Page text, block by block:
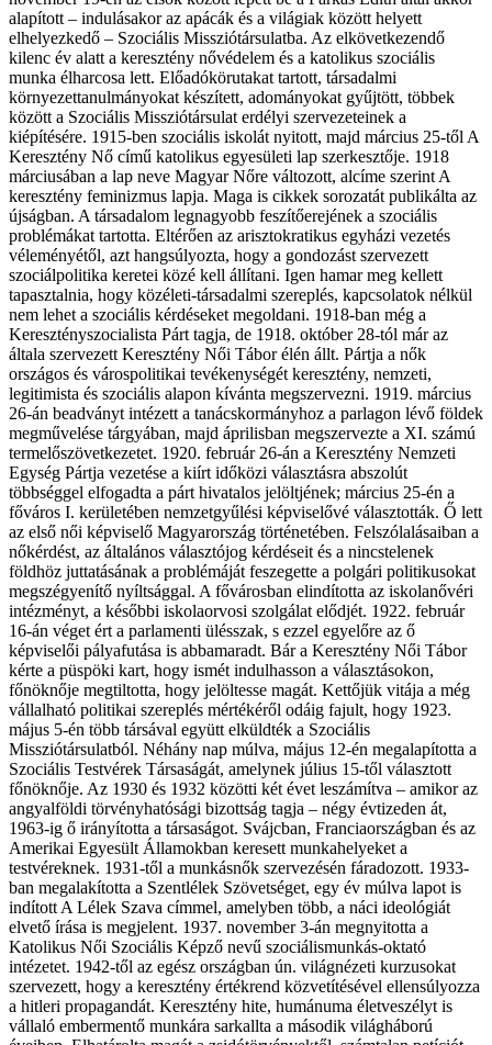
alapított – indulásakor az apácák és a világiak között helyett
elhelyezkedő – Szociális Missziótársulatba. Az elkövetkezendő
kilenc év alatt a keresztény nővédelem és a katolikus szociális
munka élharcosa lett. Előadókörutakat tartott, társadalmi
környezettanulmányokat készített, adományokat gyűjtött, többek
között a Szociális Missziótársulat erdélyi szervezeteinek a
kiépítésére. 1915-ben szociális iskolát nyitott, majd március 25-től A
Keresztény Nő című katolikus egyesületi lap szerkesztője. 1918
márciusában a lap neve Magyar Nőre változott, alcíme szerint A
keresztény feminizmus lapja. Maga is cikkek sorozatát publikálta az
újságban. A társadalom legnagyobb feszítőerejének a szociális
problémákat tartotta. Eltérően az arisztokratikus egyházi vezetés
véleményétől, azt hangsúlyozta, hogy a gondozást szervezett
szociálpolitika keretei közé kell állítani. Igen hamar meg kellett
tapasztalnia, hogy közéleti-társadalmi szereplés, kapcsolatok nélkül
nem lehet a szociális kérdéseket megoldani. 1918-ban még a
Keresztényszocialista Párt tagja, de 1918. október 28-tól már az
általa szervezett Keresztény Női Tábor élén állt. Pártja a nők
országos és várospolitikai tevékenységét keresztény, nemzeti,
legitimista és szociális alapon kívánta megszervezni. 1919. március
26-án beadványt intézett a tanácskormányhoz a parlagon lévő földek
megművelése tárgyában, majd áprilisban megszervezte a XI. számú
termelőszövetkezetet. 1920. február 26-án a Keresztény Nemzeti
Egység Pártja vezetése a kiírt időközi választásra abszolút
többséggel elfogadta a párt hivatalos jelöltjének; március 25-én a
főváros I. kerületében nemzetgyűlési képviselővé választották. Ő lett
az első női képviselő Magyarország történetében. Felszólalásaiban a
nőkérdést, az általános választójog kérdéseit és a nincstelenek
földhöz juttatásának a problémáját feszegette a polgári politikusokat
megszégyenítő nyíltsággal. A fővárosban elindította az iskolanővéri
intézményt, a későbbi iskolaorvosi szolgálat elődjét. 1922. február
16-án véget ért a parlamenti ülésszak, s ezzel egyelőre az ő
képviselői pályafutása is abbamaradt. Bár a Keresztény Női Tábor
kérte a püspöki kart, hogy ismét indulhasson a választásokon,
főnöknője megtiltotta, hogy jelöltesse magát. Kettőjük vitája a még
vállalható politikai szereplés mértékéről odáig fajult, hogy 1923.
május 5-én több társával együtt elküldték a Szociális
Missziótársulatból. Néhány nap múlva, május 12-én megalapította a
Szociális Testvérek Társaságát, amelynek július 15-től választott
főnöknője. Az 1930 és 1932 közötti két évet leszámítva – amikor az
angyalföldi törvényhatósági bizottság tagja – négy évtizeden át,
1963-ig ő irányította a társaságot. Svájcban, Franciaországban és az
Amerikai Egyesült Államokban keresett munkahelyeket a
testvéreknek. 1931-től a munkásnők szervezésén fáradozott. 1933-
ban megalakította a Szentlélek Szövetséget, egy év múlva lapot is
indított A Lélek Szava címmel, amelyben több, a náci ideológiát
elvető írása is megjelent. 1937. november 3-án megnyitotta a
Katolikus Női Szociális Képző nevű szociálismunkás-oktató
intézetet. 1942-től az egész országban ún. világnézeti kurzusokat
szervezett, hogy a keresztény értékrend közvetítésével ellensúlyozza
a hitleri propagandát. Keresztény hite, humánuma életveszélyt is
vállaló embermentő munkára sarkallta a második világháború